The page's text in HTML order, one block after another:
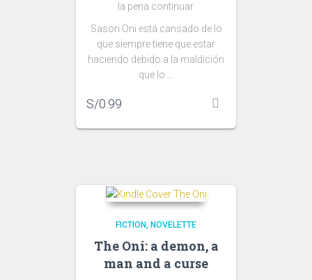
la pena continuar.
Sasori Oni está cansado de lo
que siempre tiene que estar
haciendo debido a la maldición
que lo …
S/0.99
FICTION NOVELETTE
The Oni: a demon, a
man and a curse